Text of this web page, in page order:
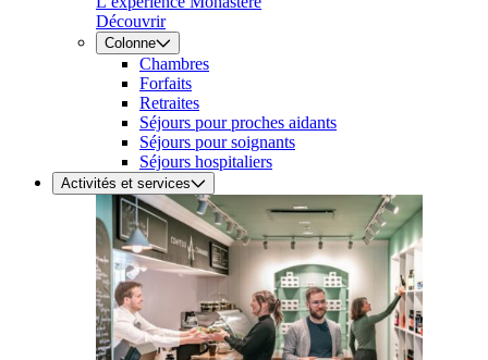
Découvrir
Colonne
Chambres
Forfaits
Retraites
Séjours pour proches aidants
Séjours pour soignants
Séjours hospitaliers
Activités et services